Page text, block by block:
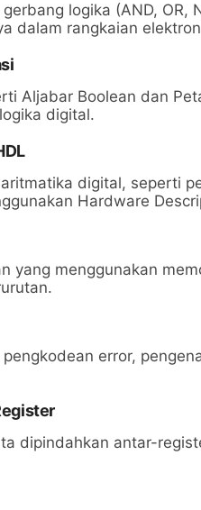
logika (AND, OR,
dalam rangkaian
Aljabar Boolean dan
digital.
digital, seperti
Hardware
yang menggunakan
error,
dipindahkan antar-